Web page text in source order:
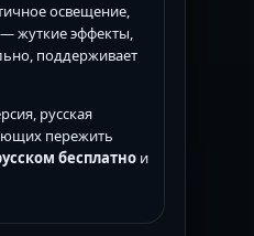
освещение,
жуткие эффекты,
поддерживает
русская
пережить
бесплатно и